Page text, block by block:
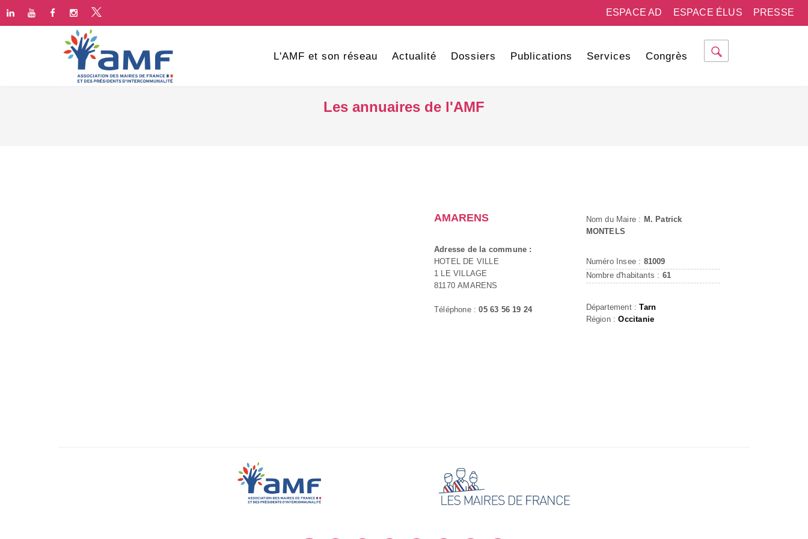
PRESSE
ESPACE ÉLUS
ESPACE AD
L'AMF et son réseau Actualité Dossiers Publications Services Congrès
Les annuaires de l'AMF
AMARENS
Adresse de la commune :
HOTEL DE VILLE
1 LE VILLAGE
81170 AMARENS
Téléphone :05 63 56 19 24
Nom du Maire : M. Patrick
MONTELS
Numéro Insee : 81009
Nombre d'habitants : 61
Département :Tarn
Région :Occitanie